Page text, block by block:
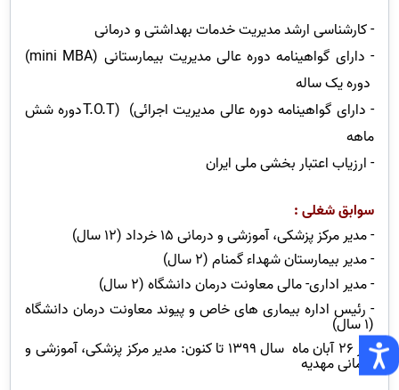
- کارشناسی ارشد مدیریت خدمات بهداشتی و درمانی
- دارای گواهینامه دوره عالی مدیریت بیمارستانی (mini MBA)
دوره یک ساله
- دارای گواهینامه دوره عالی مدیریت اجرائی(
T.O.T)دوره شش
ماهه
- ارزیاب اعتبار بخشی ملی ایران
سوابق شغلی :
- مدیر مرکز پزشکی، آموزشی و درمانی 15 خرداد (12 سال)
- مدیر بیمارستان شهداء گمنام (2 سال)
- مدیر اداری- مالی معاونت درمان دانشگاه (2 سال)
- رئیس اداره بیماری های خاص و پیوند معاونت درمان دانشگاه
(1 سال)
- از 26 آبان ماه
سال 1399 تا کنون: مدیر مرکز پزشکی، آموزشی و
درمانی مهدیه